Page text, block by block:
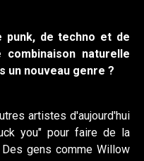
punk, de techno et de
naturelle
un nouveau genre ?
artistes d'aujourd'hui
you" pour faire de la
gens comme Willow